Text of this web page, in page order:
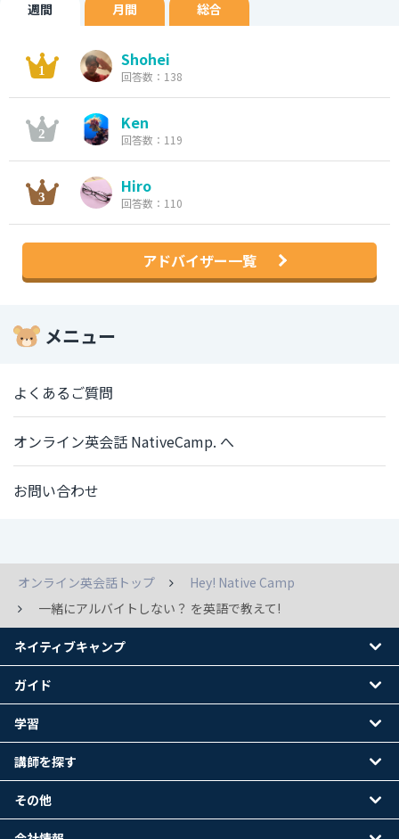
週間 月間 総合
Shohei
回答数：138
Ken
回答数：119
Hiro
回答数：110
アドバイザー一覧
メニュー
よくあるご質問
オンライン英会話 NativeCamp. へ
お問い合わせ
オンライン英会話トップ
Hey! Native Camp
一緒にアルバイトしない？ を英語で教えて!
ネイティブキャンプ
ガイド
学習
講師を探す
その他